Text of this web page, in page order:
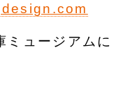
ミュージアムに